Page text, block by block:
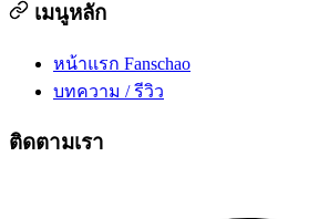
เมนูหลัก
หน้าแรก Fanschao
บทความ / รีวิว
ติดตามเรา